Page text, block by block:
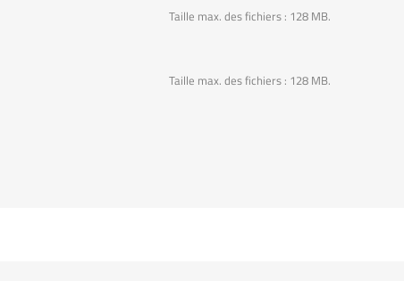
Taille max. des fichiers : 128 MB.
Taille max. des fichiers : 128 MB.